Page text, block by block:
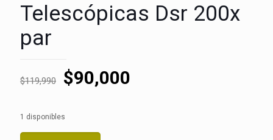
Telescópicas Dsr 200x
par
$119,990
El
original
era:
$90,000
1 disponibles